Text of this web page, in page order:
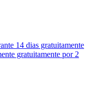
14 dias gratuitamente
gratuitamente por 2